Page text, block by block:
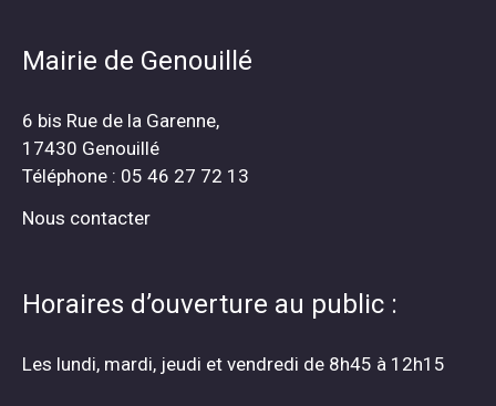
Mairie de Genouillé
6 bis Rue de la Garenne,
17430 Genouillé
Téléphone : 05 46 27 72 13
Nous contacter
Horaires d’ouverture au public :
Les lundi, mardi, jeudi et vendredi de 8h45 à 12h15